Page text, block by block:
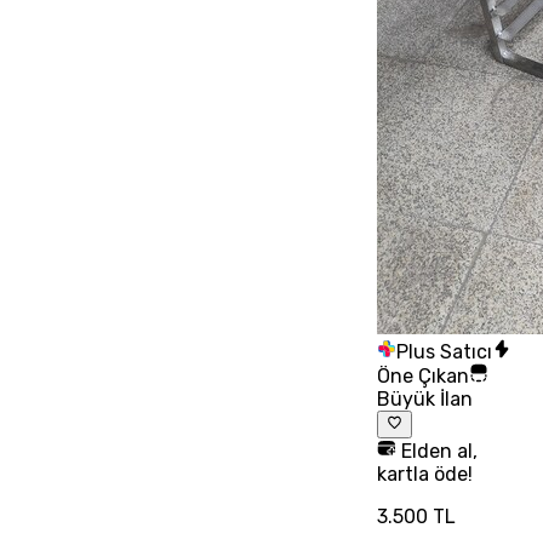
Plus Satıcı
Öne Çıkan
Büyük İlan
Elden al,
kartla öde!
3.500 TL